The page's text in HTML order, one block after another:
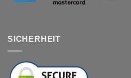
SICHERHEIT